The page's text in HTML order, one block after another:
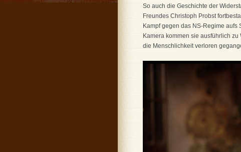
So auch die Geschichte der
Freundes Christoph Probst
Kampf gegen das NS-Regime
Kamera kommen sie ausführlich
die Menschlichkeit verloren